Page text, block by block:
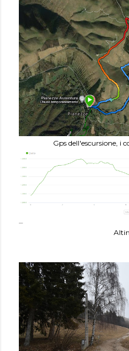
Gps dell'escursione, i